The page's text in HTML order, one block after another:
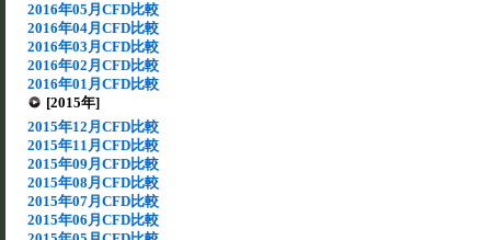
2016年05月CFD比較
2016年04月CFD比較
2016年03月CFD比較
2016年02月CFD比較
2016年01月CFD比較
[2015年]
2015年12月CFD比較
2015年11月CFD比較
2015年09月CFD比較
2015年08月CFD比較
2015年07月CFD比較
2015年06月CFD比較